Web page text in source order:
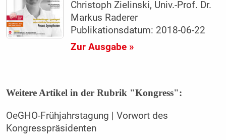
Christoph Zielinski, Univ.-Prof. Dr.
Markus Raderer
Publikationsdatum: 2018-06-22
Zur Ausgabe »
Weitere Artikel in der Rubrik "Kongress":
OeGHO-Frühjahrstagung | Vorwort des
Kongresspräsidenten